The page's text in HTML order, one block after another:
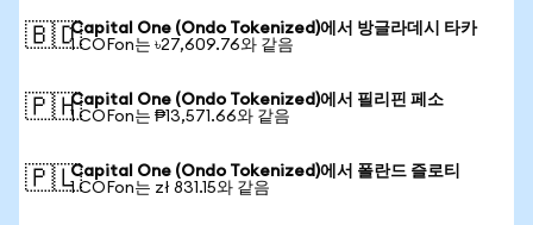
🇧🇩Capital One (Ondo Tokenized)에서 방글라데시 타카
1 COFon는 ৳27,609.76와 같음
🇵🇭Capital One (Ondo Tokenized)에서 필리핀 페소
1 COFon는 ₱13,571.66와 같음
🇵🇱Capital One (Ondo Tokenized)에서 폴란드 즐로티
1 COFon는 zł 831.15와 같음